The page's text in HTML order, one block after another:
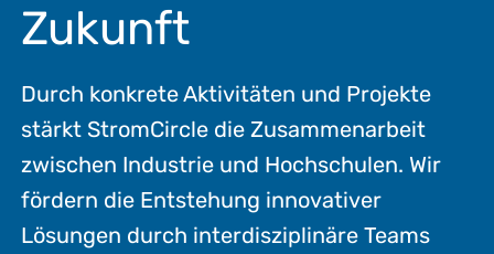
Zukunft
Durch konkrete Aktivitäten und Projekte
stärkt StromCircle die Zusammenarbeit
zwischen Industrie und Hochschulen. Wir
fördern die Entstehung innovativer
Lösungen durch interdisziplinäre Teams